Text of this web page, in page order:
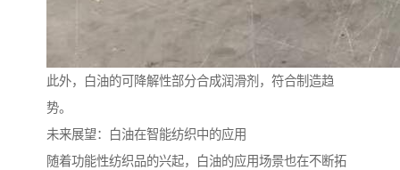
此外，白油的可降解性部分合成润滑剂，符合制造趋
势。
未来展望：白油在智能纺织中的应用
随着功能性纺织品的兴起，白油的应用场景也在不断拓